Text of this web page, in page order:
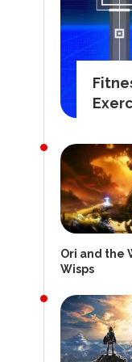
Ori and the
Wisps